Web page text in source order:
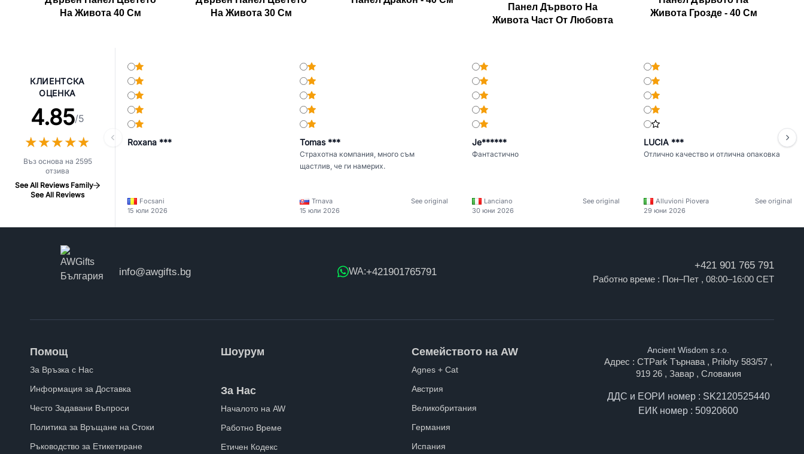
На Живота 40 См
На Живота 30 См
Панел Дървото На
Живота Част От Любовта
Живота Грозде - 40 См
КЛИЕНТСКА
ОЦЕНКА
4.85/5
★★★★★
★★★★★
Въз основа на 2595
отзива
See All Reviews Family
See All Reviews
Roxana ***
Focsani
15 юли 2026
Tomas ***
Страхотна компания, много съм
щастлив, че ги намерих.
Trnava
See original
15 юли 2026
Je******
Фантастично
Lanciano
See original
30 юни 2026
LUCIA ***
Отлично качество и отлична опаковка
Alluvioni Piovera
See original
29 юни 2026
info@awgifts.bg WA:+421901765791
+421 901 765 791
Работно време : Пон–Пет , 08:00–16:00 CET
Помощ
За Връзка с Нас
Информация за Доставка
Често Задавани Въпроси
Политика за Връщане на Стоки
Ръководство за Етикетиране
Шоурум
За Нас
Началото на AW
Работно Време
Етичен Кодекс
Семейството на AW
Agnes + Cat
Австрия
Великобритания
Германия
Испания
Ancient Wisdom s.r.o.
Адрес : CTPark Търнава , Prilohy 583/57 ,
919 26 , Завар , Словакия
ДДС и ЕОРИ номер : SK2120525440
ЕИК номер : 50920600